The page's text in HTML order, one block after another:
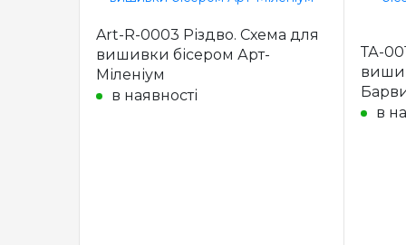
Art-R-0003 Різдво. Схема для
вишивки бісером Арт-
Міленіум
в наявності
ТА-
в